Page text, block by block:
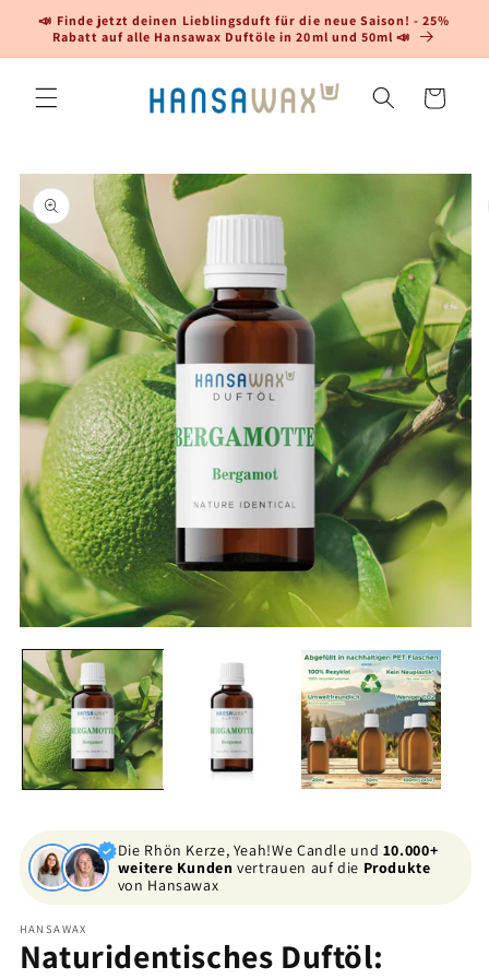
zum
Inhalt
📣 Finde jetzt deinen Lieblingsduft für die neue Saison! - 25%
Rabatt auf alle Hansawax Duftöle in 20ml und 50ml 📣
Warenkorb
1
in
Modal
öffnen
Die Rhön Kerze, Yeah!We Candle und 10.000+
weitere Kunden vertrauen auf die Produkte
von Hansawax
HANSAWAX
Naturidentisches Duftöl: